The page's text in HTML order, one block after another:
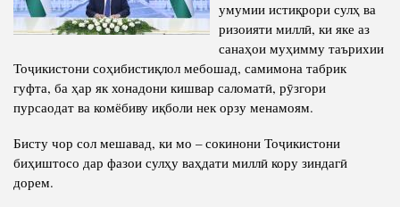
Салоҳият
Тарҷумаи ҳол
Китобҳо
Мақолаҳо
ПРЕЗИДЕНТИ ҶУМҲУРИИ ТОҶИКИСТОН
Сохтори Институт
Роҳбарон ва кормандон
Таърихи роҳбарон
умумии истиқрори сулҳ ва
ризоияти миллӣ, ки яке аз
санаҳои муҳимму таърихии
Тоҷикистони соҳибистиқлол мебошад, самимона табрик
гуфта, ба ҳар як хонадони кишвар саломатӣ, рӯзгори
пурсаодат ва комёбиву иқболи нек орзу менамоям.
Бисту чор сол мешавад, ки мо – сокинони Тоҷикистони
биҳиштосо дар фазои сулҳу ваҳдати миллӣ кору зиндагӣ
дорем.